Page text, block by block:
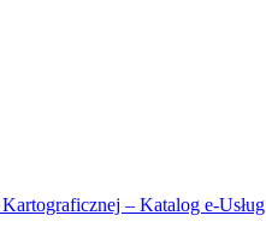
– Katalog e-Usług